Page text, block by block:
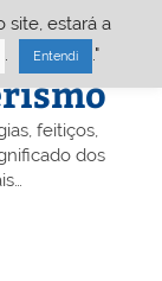
feitiços,
dos
site, estará a
Entendi ."